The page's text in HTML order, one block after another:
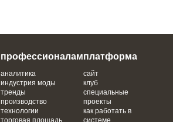
профессионалам
аналитика
индустрия моды
тренды
производство
технологии
торговая площадь
платформа
сайт
клуб
специальные
проекты
как работать в
системе